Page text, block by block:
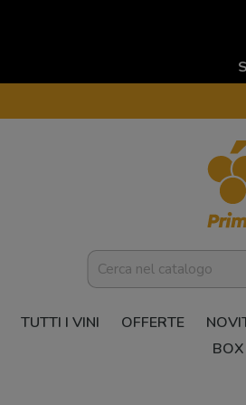
TUTTI I VINI OFFERTE